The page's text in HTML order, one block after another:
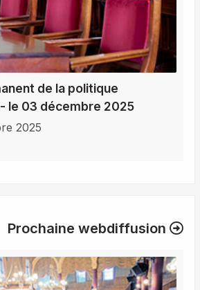
de la politique
le 03 décembre 2025
2025
Prochaine webdiffusion